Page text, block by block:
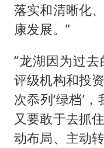
落实和清晰化
康发展。”
“龙湖因为过去
评级机构和投
次忝列‘绿档’
又要敢于去抓
动布局、主动